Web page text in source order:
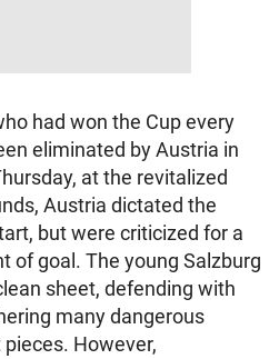
had won the Cup every
eliminated by Austria in
at the revitalized
Austria dictated the
but were criticized for a
of goal. The young Salzburg
sheet, defending with
many dangerous
However,